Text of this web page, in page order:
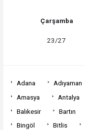
Çarşamba
23/27
Adana Adıyaman
Amasya
Antalya
Balıkesir
Bartın
Bingöl
Bitlis